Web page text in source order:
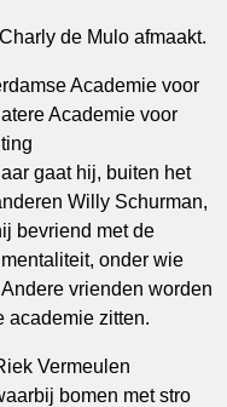
de Mulo afmaakt.
Academie voor
Academie voor
gaat hij, buiten het
Willy Schurman,
bevriend met de
onder wie
vrienden worden
academie zitten.
Vermeulen
bomen met stro